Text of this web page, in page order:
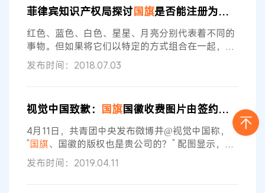
颗内，印着adidas三叶草的标志，有人怀疑此举可
能违反《 国旗 法》。据悉，adidas曾回应表示，若
事件引起
菲律宾知识产权局探讨国旗是否能注册为商标
红色、蓝色、白色、星星、月亮分别代表着不同的
事物。但如果将它们以特定的方式组合在一起，那
么其就变成了象征着菲律宾国家和人民的一种标
志。 标志究竟有什么作用呢？一个标志可将最深远
接受，而不受语言和文化的限制。国旗是人们表达
对国家热爱之情的代名词。在菲律宾独立日，菲律
宾国内到处展示着国旗以表达人们对这一节日的
发布时间：2018.07.03
视觉中国致歉： 国旗国徽收费图片由签约供稿人提供，审核不严
4月11日，共青团中央发布微博并@视觉中国称，
“国旗、国徽的版权也是贵公司的？” 配图显示， 国
旗和国徽的图片出现在了视觉中国的版权图库中。
其中，国徽照片版权标注为视觉中国，图片为限价
发布时间：2019.04.11